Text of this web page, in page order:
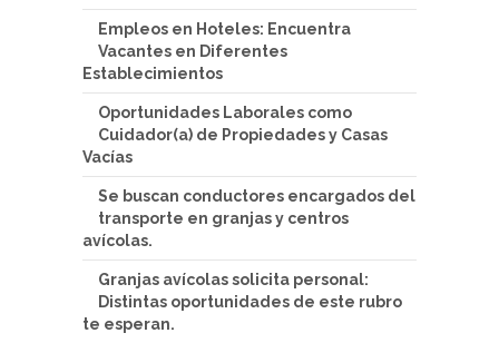
Empleos en Hoteles: Encuentra
Vacantes en Diferentes
Establecimientos
Oportunidades Laborales como
Cuidador(a) de Propiedades y Casas
Vacías
Se buscan conductores encargados del
transporte en granjas y centros
avícolas.
Granjas avícolas solicita personal:
Distintas oportunidades de este rubro
te esperan.